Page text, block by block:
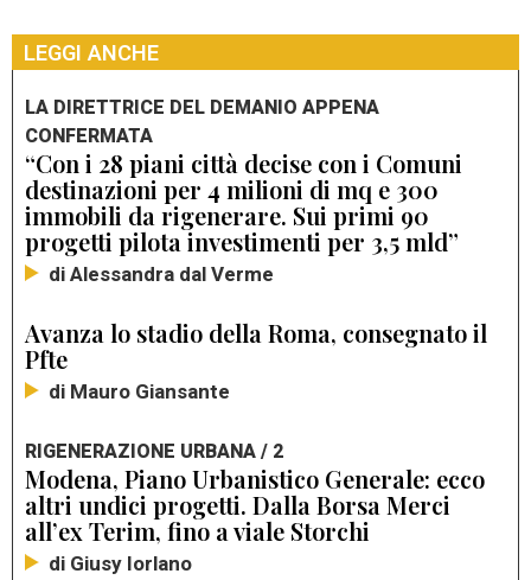
LEGGI ANCHE
LA DIRETTRICE DEL DEMANIO APPENA
CONFERMATA
“Con i 28 piani città decise con i Comuni
destinazioni per 4 milioni di mq e 300
immobili da rigenerare. Sui primi 90
progetti pilota investimenti per 3,5 mld”
di Alessandra dal Verme
Avanza lo stadio della Roma, consegnato il
Pfte
di Mauro Giansante
RIGENERAZIONE URBANA / 2
Modena, Piano Urbanistico Generale: ecco
altri undici progetti. Dalla Borsa Merci
all’ex Terim, fino a viale Storchi
di Giusy Iorlano